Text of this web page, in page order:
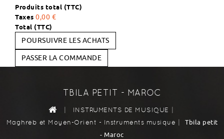
Produits total (TTC)
Taxes 0,00 €
Total (TTC)
POURSUIVRE LES ACHATS
PASSER LA COMMANDE
TBILA PETIT - MAROC
| INSTRUMENTS DE MUSIQUE |
Maghreb et Moyen-Orient - Instruments musique |
Tbila petit
- Maroc